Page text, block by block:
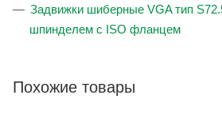
Задвижки шиберные VGA тип
шпинделем с ISO фланцем
Похожие товары